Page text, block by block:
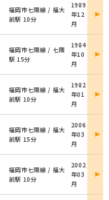
福岡市七隈線 / 福大
前駅 10分
1989
年12
月
詳
福岡市七隈線 / 七隈
駅 15分
1984
年10
月
詳
福岡市七隈線 / 福大
前駅 10分
1982
年01
月
詳
福岡市七隈線 / 福大
前駅 15分
2006
年03
月
詳
福岡市七隈線 / 福大
前駅 10分
2002
年03
月
詳